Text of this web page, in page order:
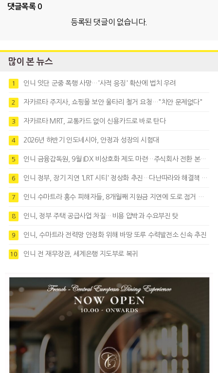
댓글목록 0
등록된 댓글이 없습니다.
많이 본 뉴스
1 인니 잇단 군중 폭행 사망…'사적 응징' 확산에 법치 우려
2 자카르타 주지사, 쇼핑몰 보안 울타리 철거 요청…"치안 문제없다"
3 자카르타 MRT, 교통카드 없이 신용카드로 바로 탄다
4 2026년 하반기 인도네시아, 안정과 성장의 시험대
5 인니 금융감독원, 9월 IDX 비상호화 제도 마련…주식회사 전환 본격화
6 인니 정부, 장기 지연 'LRT 시티' 정상화 추진…다난따라와 해결책 모색
7 인니 수마트라 홍수 피해자들, 8개월째 지원금 지연에 도로 점거 시위
8 인니, 정부 주택 공급사업 차질…비용 압박과 수요부진 탓
9 인니, 수마트라 전력망 안정화 위해 바땅 또루 수력발전소 신속 추진
10 인니 전 재무장관, 세계은행 지도부로 복귀